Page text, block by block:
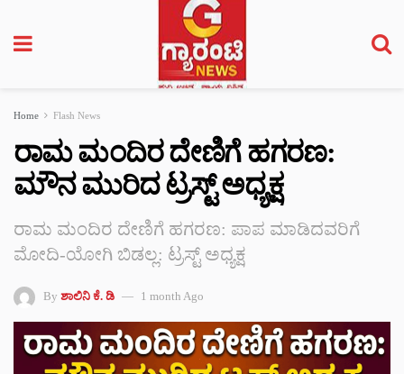
Home Flash News
ರಾಮ ಮಂದಿರ ದೇಣಿಗೆ ಹಗರಣ:
ಮೌನ ಮುರಿದ ಟ್ರಸ್ಟ್ ಅಧ್ಯಕ್ಷ
ರಾಮ ಮಂದಿರ ದೇಣಿಗೆ ಹಗರಣ: ಪಾಪ ಮಾಡಿದವರಿಗೆ
ಮೋದಿ-ಯೋಗಿ ಬಿಡಲ್ಲ: ಟ್ರಸ್ಟ್‌ ಅಧ್ಯಕ್ಷ
By ಶಾಲಿನಿ ಕೆ. ಡಿ 1 month Ago